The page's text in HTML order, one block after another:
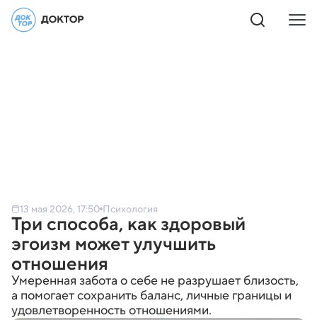
13 мая 2026, 17:50 Психология
Три способа, как здоровый
эгоизм может улучшить
отношения
Умеренная забота о себе не разрушает близость,
а помогает сохранить баланс, личные границы и
удовлетворенность отношениями.